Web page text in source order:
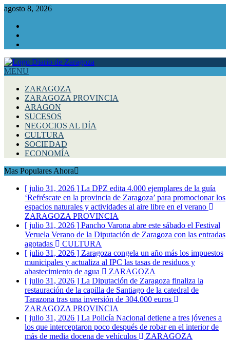
agosto 8, 2026
MENU
ZARAGOZA
ZARAGOZA PROVINCIA
ARAGON
SUCESOS
NEGOCIOS AL DÍA
CULTURA
SOCIEDAD
ECONOMÍA
Mas Populares Ahora
[ julio 31, 2026 ] La DPZ edita 4.000 ejemplares de la guía
‘Refréscate en la provincia de Zaragoza’ para promocionar los
espacios naturales y actividades al aire libre en el verano
ZARAGOZA PROVINCIA
[ julio 31, 2026 ] Pancho Varona abre este sábado el Festival
Veruela Verano de la Diputación de Zaragoza con las entradas
agotadas
CULTURA
[ julio 31, 2026 ] Zaragoza congela un año más los impuestos
municipales y actualiza al IPC las tasas de residuos y
abastecimiento de agua
ZARAGOZA
[ julio 31, 2026 ] La Diputación de Zaragoza finaliza la
restauración de la capilla de Santiago de la catedral de
Tarazona tras una inversión de 304.000 euros
ZARAGOZA PROVINCIA
[ julio 31, 2026 ] La Policía Nacional detiene a tres jóvenes a
los que interceptaron poco después de robar en el interior de
más de media docena de vehículos
ZARAGOZA